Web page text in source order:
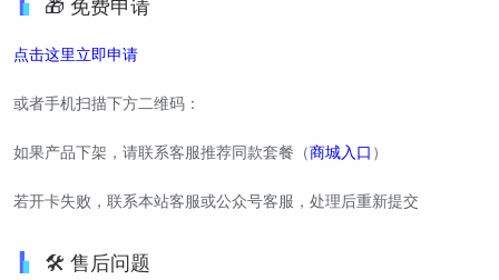
点击这里立即申请
或者手机扫描下方二维码：
如果产品下架，请联系客服推荐同款套餐（商城入口 ）
若开卡失败，联系本站客服或公众号客服，处理后重新提交
🛠️ 售后问题